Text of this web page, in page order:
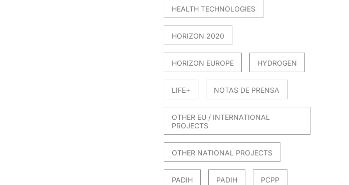
HEALTH TECHNOLOGIES
HORIZON 2020
HORIZON EUROPE HYDROGEN
LIFE+ NOTAS DE PRENSA
OTHER EU / INTERNATIONAL
PROJECTS
OTHER NATIONAL PROJECTS
PADIH PADIH PCPP